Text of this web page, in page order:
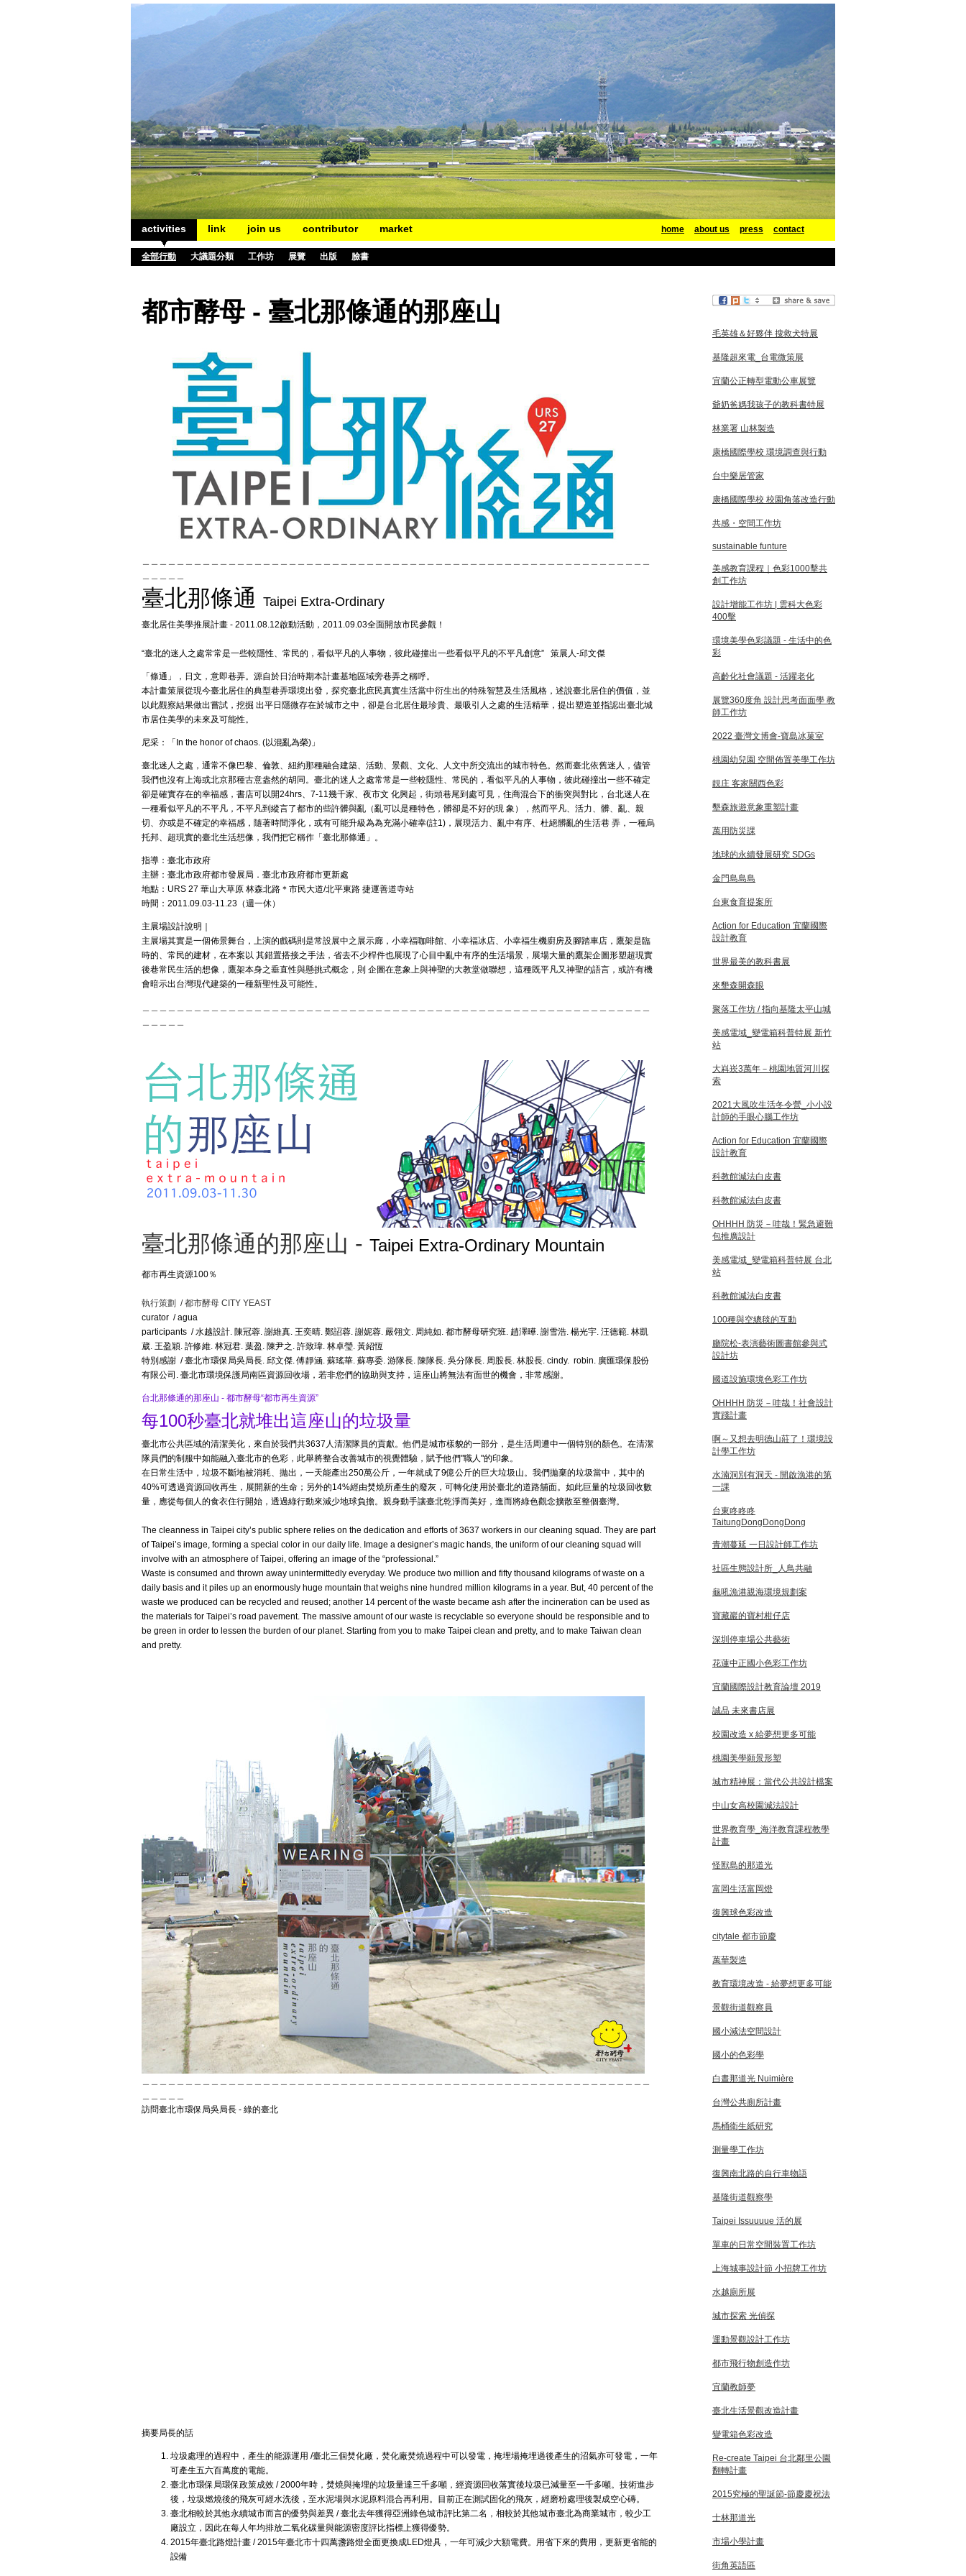
activities link join us contributor market home about us press contact
全部行動 大議題分類 工作坊 展覽 出版 臉書
都市酵母 - 臺北那條通的那座山
臺北那條通 Taipei Extra-Ordinary
臺北居住美學推展計畫 - 2011.08.12啟動活動，2011.09.03全面開放市民參觀！
“臺北的迷人之處常常是一些較隱性、常民的，看似平凡的人事物，彼此碰撞出一些看似平凡的不平凡創意” 策展人-邱文傑
「條通」，日文，意即巷弄。源自於日治時期本計畫基地區域旁巷弄之稱呼。
本計畫策展從現今臺北居住的典型巷弄環境出發，探究臺北庶民真實生活當中衍生出的特殊智慧及生活風格，述說臺北居住的價值，並
以此觀察結果做出嘗試，挖掘 出平日隱微存在於城市之中，卻是台北居住最珍貴、最吸引人之處的生活精華，提出塑造並指認出臺北城
市居住美學的未來及可能性。
尼采：「In the honor of chaos. (以混亂為榮)」
臺北迷人之處，通常不像巴黎、倫敦、紐約那種融合建築、活動、景觀、文化、人文中所交流出的城市特色。然而臺北依舊迷人，儘管
我們也沒有上海或北京那種古意盎然的胡同。臺北的迷人之處常常是一些較隱性、常民的，看似平凡的人事物，彼此碰撞出一些不確定
卻是確實存在的幸福感，書店可以開24hrs、7-11幾千家、夜市文 化興起，街頭巷尾到處可見，住商混合下的衝突與對比，台北迷人在
一種看似平凡的不平凡，不平凡到縱言了都市的些許髒與亂（亂可以是種特色，髒卻是不好的現 象），然而平凡、活力、髒、亂、親
切、亦或是不確定的幸福感，隨著時間淨化，或有可能升級為為充滿小確幸(註1)，展現活力、亂中有序、杜絕髒亂的生活巷 弄，一種烏
托邦、超現實的臺北生活想像，我們把它稱作「臺北那條通」。
指導：臺北市政府
主辦：臺北市政府都市發展局．臺北市政府都市更新處
地點：URS 27 華山大草原 林森北路＊市民大道/北平東路 捷運善道寺站
時間：2011.09.03-11.23（週一休）
主展場設計說明｜
主展場其實是一個佈景舞台，上演的戲碼則是常設展中之展示廊，小幸福咖啡館、小幸福冰店、小幸福生機廚房及腳踏車店，鷹架是臨
時的、常民的建材，在本案以 其錯置搭接之手法，省去不少桿件也展現了心目中亂中有序的生活場景，展場大量的鷹架企圖形塑超現實
後巷常民生活的想像，鷹架本身之垂直性與懸挑式概念，則 企圖在意象上與神聖的大教堂做聯想，這種既平凡又神聖的語言，或許有機
會暗示出台灣現代建築的一種新聖性及可能性。
臺北那條通的那座山 - Taipei Extra-Ordinary Mountain
都市再生資源100％
執行策劃 / 都市酵母 CITY YEAST
curator / agua
participants / 水越設計. 陳冠蓉. 謝維真. 王奕晴. 鄭詔蓉. 謝妮蓉. 嚴翎文. 周純如. 都市酵母研究班. 趙澤曄. 謝雪浩. 楊光宇. 汪德範. 林凱
葳. 王盈穎. 許修維. 林冠君. 葉盈. 陳尹之. 許致瑋. 林卓瑩. 黃紹恆
特別感謝 / 臺北市環保局吳局長. 邱文傑. 傅靜涵. 蘇瑤華. 蘇專委. 游隊長. 陳隊長. 吳分隊長. 周股長. 林股長. cindy. robin. 廣匯環保股份
有限公司. 臺北市環境保護局南區資源回收場，若非您們的協助與支持，這座山將無法有面世的機會，非常感謝。
台北那條通的那座山 - 都市酵母“都市再生資源”
每100秒臺北就堆出這座山的垃圾量
臺北市公共區域的清潔美化，來自於我們共3637人清潔隊員的貢獻。他們是城市樣貌的一部分，是生活周遭中一個特別的顏色。在清潔
隊員們的制服中如能融入臺北市的色彩，此舉將整合改善城市的視覺體驗，賦予他們"職人"的印象。
在日常生活中，垃圾不斷地被消耗、拋出，一天能產出250萬公斤，一年就成了9億公斤的巨大垃圾山。我們拋棄的垃圾當中，其中的
40%可透過資源回收再生，展開新的生命；另外的14%經由焚燒所產生的廢灰，可轉化使用於臺北的道路舖面。如此巨量的垃圾回收數
量，應從每個人的食衣住行開始，透過綠行動來減少地球負擔。親身動手讓臺北乾淨而美好，進而將綠色觀念擴散至整個臺灣。
The cleanness in Taipei city’s public sphere relies on the dedication and efforts of 3637 workers in our cleaning squad. They are part
of Taipei’s image, forming a special color in our daily life. Image a designer’s magic hands, the uniform of our cleaning squad will
involve with an atmosphere of Taipei, offering an image of the “professional.”
Waste is consumed and thrown away unintermittedly everyday. We produce two million and fifty thousand kilograms of waste on a
daily basis and it piles up an enormously huge mountain that weighs nine hundred million kilograms in a year. But, 40 percent of the
waste we produced can be recycled and reused; another 14 percent of the waste became ash after the incineration can be used as
the materials for Taipei’s road pavement. The massive amount of our waste is recyclable so everyone should be responsible and to
be green in order to lessen the burden of our planet. Starting from you to make Taipei clean and pretty, and to make Taiwan clean
and pretty.
訪問臺北市環保局吳局長 - 綠的臺北
摘要局長的話
垃圾處理的過程中，產生的能源運用 /臺北三個焚化廠，焚化廠焚燒過程中可以發電，掩埋場掩埋過後產生的沼氣亦可發電，一年
可產生五六百萬度的電能。
臺北市環保局環保政策成效 / 2000年時，焚燒與掩埋的垃圾量達三千多噸，經資源回收落實後垃圾已減量至一千多噸。技術進步
後，垃圾燃燒後的飛灰可經水洗後，至水泥場與水泥原料混合再利用。目前正在測試固化的飛灰，經磨粉處理後製成空心磚。
臺北相較於其他永續城市而言的優勢與差異 / 臺北去年獲得亞洲綠色城市評比第二名，相較於其他城市臺北為商業城市，較少工
廠設立，因此在每人年均排放二氧化碳量與能源密度評比指標上獲得優勢。
2015年臺北路燈計畫 / 2015年臺北市十四萬盞路燈全面更換成LED燈具，一年可減少大額電費。用省下來的費用，更新更省能的
設備
毛英雄＆好夥伴 搜救犬特展
基隆超來電_台電微策展
宜蘭公正轉型電動公車展覽
爺奶爸媽我孩子的教科書特展
林業署 山林製造
康橋國際學校 環境調查與行動
台中樂居管家
康橋國際學校 校園角落改造行動
共感・空間工作坊
sustainable funture
美感教育課程｜色彩1000擊共
創工作坊
設計增能工作坊 | 雲科大色彩
400擊
環境美學色彩議題 - 生活中的色
彩
高齡化社會議題 - 活躍老化
展覽360度角 設計思考面面學 教
師工作坊
2022 臺灣文博會-寶島冰菓室
桃園幼兒園 空間佈置美學工作坊
靚庄 客家關西色彩
墾森旅遊意象重塑計畫
萬用防災課
地球的永續發展研究 SDGs
金門島島島
台東食育提案所
Action for Education 宜蘭國際
設計教育
世界最美的教科書展
來墾森開森眼
聚落工作坊 / 指向基隆太平山城
美感電域_變電箱科普特展 新竹
站
大嵙崁3萬年－桃園地質河川探
索
2021大風吹生活冬令營_小小設
計師的手眼心腦工作坊
Action for Education 宜蘭國際
設計教育
科教館減法白皮書
科教館減法白皮書
OHHHH 防災－哇哉！緊急避難
包推廣設計
美感電域_變電箱科普特展 台北
站
科教館減法白皮書
100種與空總毯的互動
廳院松-表演藝術圖書館參與式
設計坊
國道設施環境色彩工作坊
OHHHH 防災－哇哉！社會設計
實踐計畫
啊～又想去明德山莊了！環境設
計學工作坊
水湳洞別有洞天 - 開啟漁港的第
一課
台東咚咚咚
TaitungDongDongDong
青潮蔓延 一日設計師工作坊
社區生態設計所_人鳥共融
龜吼漁港親海環境規劃案
寶藏巖的寶村柑仔店
深圳停車場公共藝術
花蓮中正國小色彩工作坊
宜蘭國際設計教育論壇 2019
誠品 未來書店展
校園改造 x 給夢想更多可能
桃園美學願景形塑
城市精神展：當代公共設計檔案
中山女高校園減法設計
世界教育學_海洋教育課程教學
計畫
怪獸島的那道光
富岡生活富岡燈
復興球色彩改造
citytale 都市節慶
萬華製造
教育環境改造 - 給夢想更多可能
景觀街道觀察員
國小減法空間設計
國小的色彩學
白晝那道光 Nuimière
台灣公共廁所計畫
馬桶衛生紙研究
測量學工作坊
復興南北路的自行車物語
基隆街道觀察學
Taipei Issuuuue 活的展
單車的日常空間裝置工作坊
上海城事設計節 小招牌工作坊
水越廁所展
城市探索 光偵探
運動景觀設計工作坊
都市飛行物創造作坊
宜蘭教師夢
臺北生活景觀改造計畫
變電箱色彩改造
Re-create Taipei 台北鄰里公園
翻轉計畫
2015究極的聖誕節-節慶慶祝法
士林那道光
市場小學計畫
街角英語區